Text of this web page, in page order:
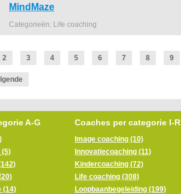
MindMaze
Categorieën: Life coaching
2 3 4 5 6 7 8 9
A-G
(14)
Coaches per categorie I-R
Image coaching (10)
Innovatiecoaching (11)
Kindercoaching (72)
Life coaching (308)
Loopbaanbegeleiding (199)